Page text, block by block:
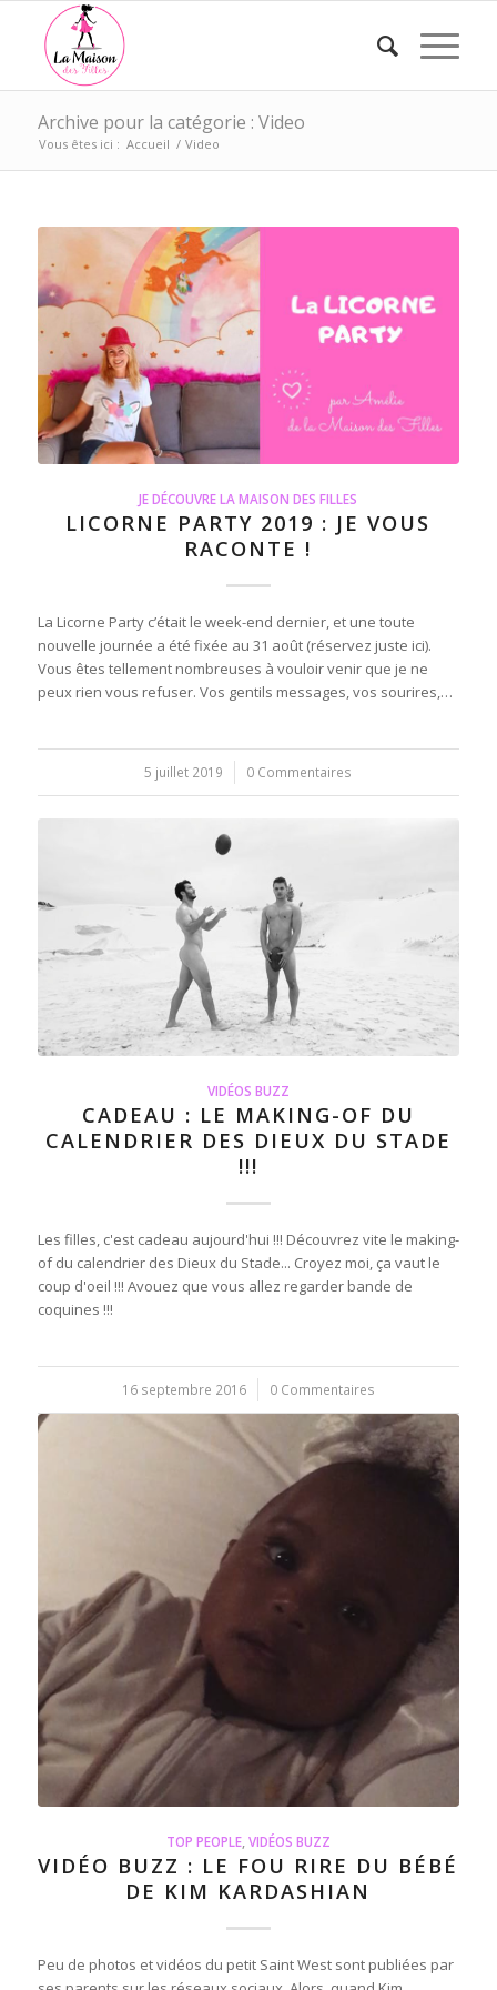
Archive pour la catégorie : Video
Vous êtes ici : Accueil / Video
JE DÉCOUVRE LA MAISON DES FILLES
LICORNE PARTY 2019 : JE VOUS
RACONTE !
La Licorne Party c’était le week-end dernier, et une toute
nouvelle journée a été fixée au 31 août (réservez juste ici).
Vous êtes tellement nombreuses à vouloir venir que je ne
peux rien vous refuser. Vos gentils messages, vos sourires,…
5 juillet 2019
/ 0 Commentaires
VIDÉOS BUZZ
CADEAU : LE MAKING-OF DU
CALENDRIER DES DIEUX DU STADE
!!!
Les filles, c'est cadeau aujourd'hui !!! Découvrez vite le making-
of du calendrier des Dieux du Stade... Croyez moi, ça vaut le
coup d'oeil !!! Avouez que vous allez regarder bande de
coquines !!!
16 septembre 2016
/ 0 Commentaires
TOP PEOPLE, VIDÉOS BUZZ
VIDÉO BUZZ : LE FOU RIRE DU BÉBÉ
DE KIM KARDASHIAN
Peu de photos et vidéos du petit Saint West sont publiées par